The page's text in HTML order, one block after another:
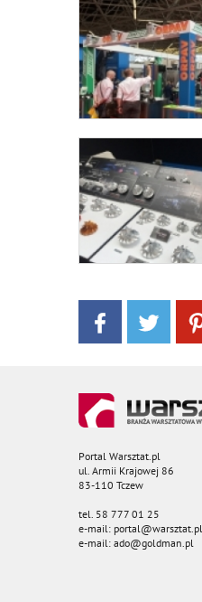
Portal Warsztat.pl
ul. Armii Krajowej 86
83-110 Tczew
tel. 58 777 01 25
e-mail: portal@warsztat.pl
e-mail: ado@goldman.pl